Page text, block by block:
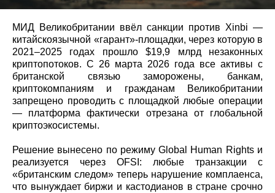
МИД Великобритании ввёл санкции против Xinbi —
китайскоязычной «гарант»-площадки, через которую в
2021–2025 годах прошло $19,9 млрд незаконных
криптопотоков. С 26 марта 2026 года все активы с
британской связью заморожены, банкам,
криптокомпаниям и гражданам Великобритании
запрещено проводить с площадкой любые операции
— платформа фактически отрезана от глобальной
криптоэкосистемы.
Решение вынесено по режиму Global Human Rights и
реализуется через OFSI: любые транзакции с
«британским следом» теперь нарушение комплаенса,
что вынуждает биржи и кастодианов в стране срочно